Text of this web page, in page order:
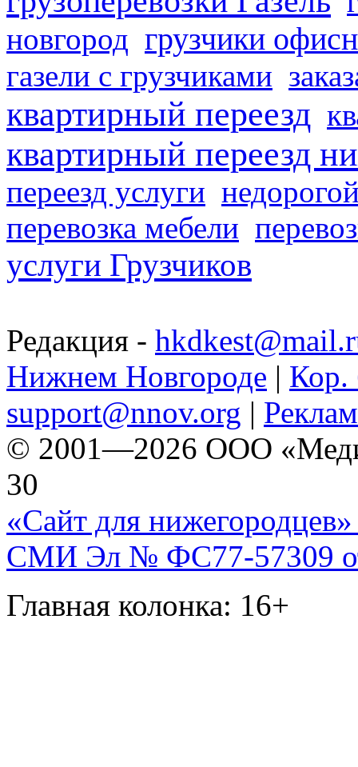
новгород грузчики
газели с грузчиками
квартирный переезд
квартирный переезд
переезд услуги
перевозка мебели
услуги Грузчиков
Редакция -
Нижнем Новгороде | Кор.
support@nnov.org |
© 2001—2026 ООО
30
«Сайт для нижегородцев»
СМИ Эл № ФС77-57309
Главная колонка: 16+